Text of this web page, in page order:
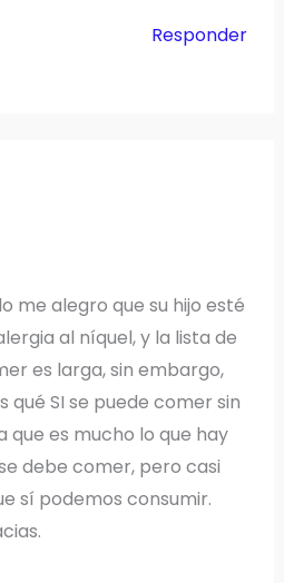
Responder
me alegro que su hijo esté
al níquel, y la lista de
es larga, sin embargo,
qué SI se puede comer sin
es mucho lo que hay
debe comer, pero casi
sí podemos consumir.